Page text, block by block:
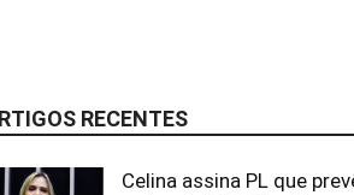
RECENTES
Celina assina PL que